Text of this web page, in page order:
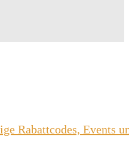
Rabattcodes, Events